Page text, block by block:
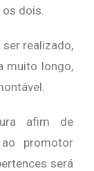
dois.
realizado,
muito longo,
afim de
promotor
será